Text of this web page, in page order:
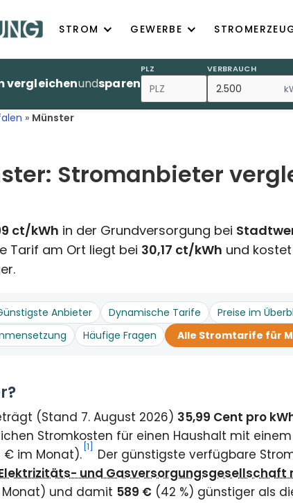
STROM GEWERBE
vergleichenundsparen
PLZ VERBRAUCH
» Münster
Stromanbieter
ct/kWh in der Grundversorgung bei
Tarif am Ort liegt bei 30,17 ct/kWh und kostet
Alle Stromtarife für
Anbieter Dynamische Tarife Preise im
Häufige Fragen
(Stand 7. August 2026) 35,99 Cent pro
Stromkosten für einen Haushalt mit
€ im Monat). [1] Der günstigste verfügbare
und Gasversorgungsgesellschaft
und damit 589 € (42 %) günstiger als